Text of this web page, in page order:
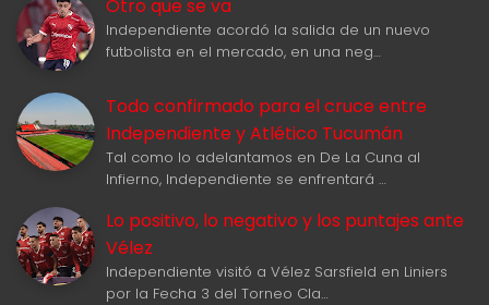
Otro que se va
Independiente acordó la salida de un nuevo
futbolista en el mercado, en una neg…
Todo confirmado para el cruce entre
Independiente y Atlético Tucumán
Tal como lo adelantamos en De La Cuna al
Infierno, Independiente se enfrentará …
Lo positivo, lo negativo y los puntajes ante
Vélez
Independiente visitó a Vélez Sarsfield en Liniers
por la Fecha 3 del Torneo Cla…